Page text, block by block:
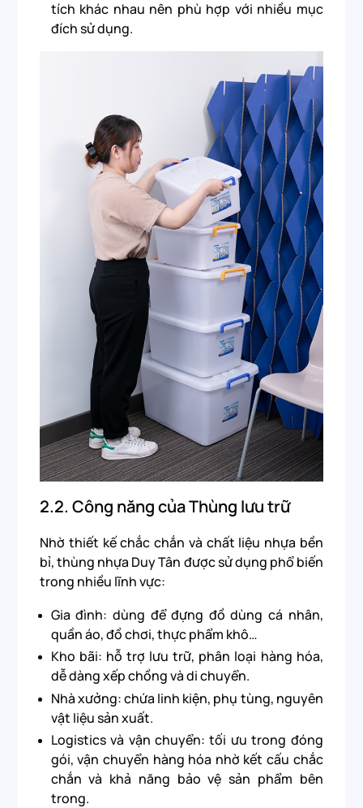
tích khác nhau nên phù hợp với nhiều mục
đích sử dụng.
2.2. Công năng của Thùng lưu trữ
Nhờ thiết kế chắc chắn và chất liệu nhựa bền
bỉ, thùng nhựa Duy Tân được sử dụng phổ biến
trong nhiều lĩnh vực:
Gia đình: dùng để đựng đồ dùng cá nhân,
quần áo, đồ chơi, thực phẩm khô…
Kho bãi: hỗ trợ lưu trữ, phân loại hàng hóa,
dễ dàng xếp chồng và di chuyển.
Nhà xưởng: chứa linh kiện, phụ tùng, nguyên
vật liệu sản xuất.
Logistics và vận chuyển: tối ưu trong đóng
gói, vận chuyển hàng hóa nhờ kết cấu chắc
chắn và khả năng bảo vệ sản phẩm bên
trong.